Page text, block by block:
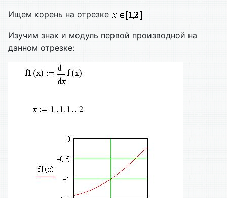
Ищем корень на отрезке
Изучим знак и модуль первой производной на
данном отрезке: